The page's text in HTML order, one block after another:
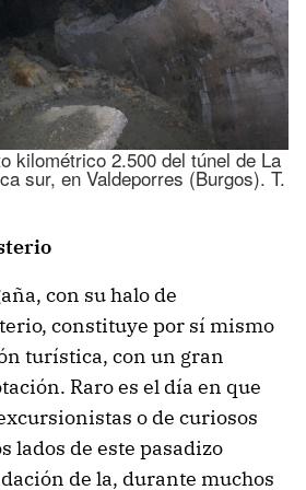
kilométrico 2.500 del túnel de La
sur, en Valdeporres (Burgos). T.
con su halo de
constituye por sí mismo
turística, con un gran
Raro es el día en que
o de curiosos
lados de este pasadizo
de la, durante muchos